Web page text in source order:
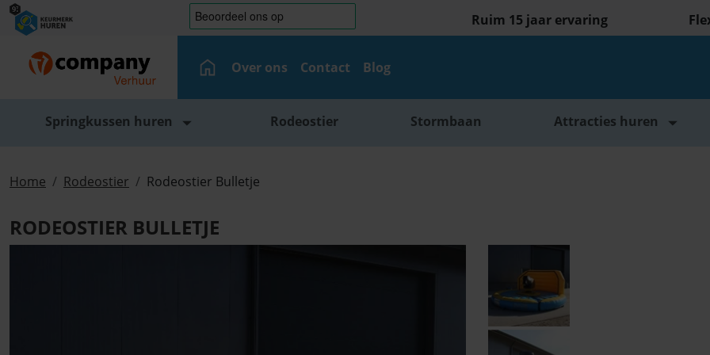
Ruim 15 jaar ervaring
Over ons Contact Blog
Springkussen huren Rodeostier Stormbaan Attracties huren
Home Rodeostier Rodeostier Bulletje
RODEOSTIER BULLETJE